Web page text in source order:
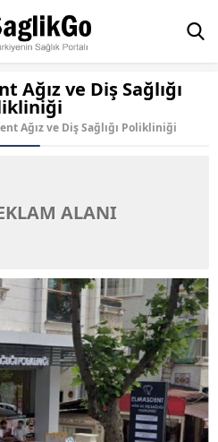
Ağız ve Diş Sağlığı
Ağız ve Diş Sağlığı Polikliniği
ALANI